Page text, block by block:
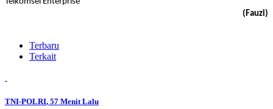
(Fauzi)
Terbaru
Terkait
TNI-POLRI, 57 Menit Lalu